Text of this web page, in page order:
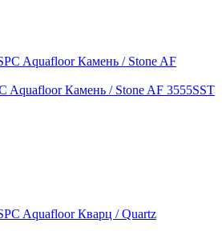
Aquafloor Камень / Stone AF 3555SST